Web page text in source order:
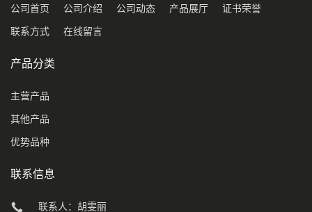
公司首页 公司介绍 公司动态 产品展厅 证书荣誉
联系方式 在线留言
产品分类
主营产品
其他产品
优势品种
联系信息
联系人：胡雯丽